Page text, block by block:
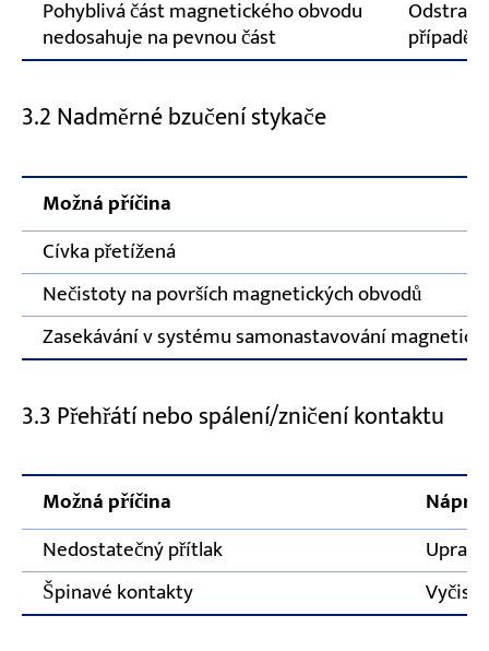
Pohyblivá část magnetického obvodu
nedosahuje na pevnou část případě
3.2 Nadměrné bzučení stykače
Možná příčina
Cívka přetížená
Nečistoty na površích magnetických obvodů
Zasekávání v systému samonastavování
3.3 Přehřátí nebo spálení/zničení kontaktu
Možná příčina
Nedostatečný přítlak
Špinavé kontakty